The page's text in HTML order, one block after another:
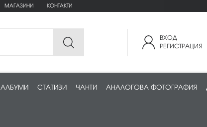
МАГАЗИНИ КОНТАКТИ
ВХОД
РЕГИСТРАЦИЯ
АЛБУМИ СТАТИВИ ЧАНТИ АНАЛОГОВА ФОТОГРАФИЯ